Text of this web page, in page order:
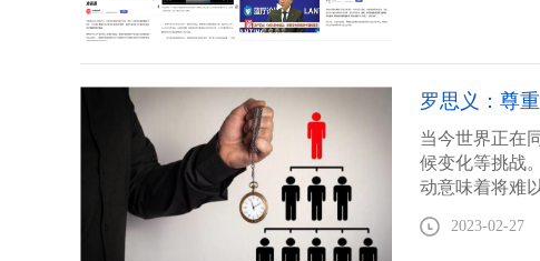
罗思义：尊
当今世界正在
候变化等挑战
动意味着将难
2023-02-27